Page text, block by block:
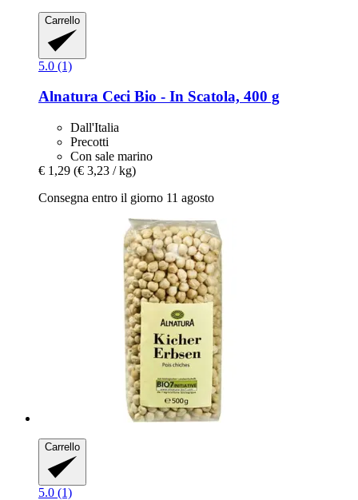
Carrello
5.0 (1)
Alnatura Ceci Bio -​ In Scatola, 400 g
Dall'Italia
Precotti
Con sale marino
€ 1,29 (€ 3,23 / kg)
Consegna entro il giorno 11 agosto
Carrello
5.0 (1)